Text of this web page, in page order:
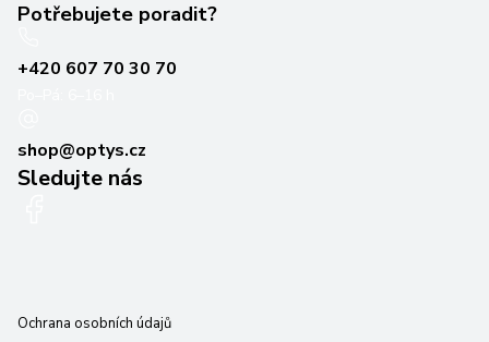
Potřebujete poradit?
+420 607 70 30 70
shop@optys.cz
Sledujte nás
Ochrana osobních údajů